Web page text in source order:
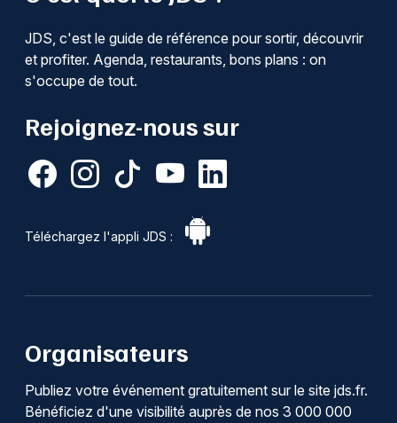
JDS, c'est le guide de référence pour sortir, découvrir
et profiter. Agenda, restaurants, bons plans : on
s'occupe de tout.
Rejoignez-nous sur
Téléchargez l'appli JDS :
Organisateurs
Publiez votre événement gratuitement sur le site jds.fr.
Bénéficiez d'une visibilité auprès de nos 3 000 000